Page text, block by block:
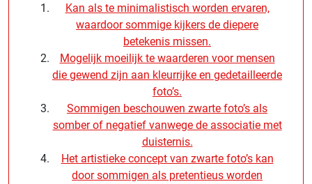
Kan als te minimalistisch worden ervaren,
waardoor sommige kijkers de diepere
betekenis missen.
Mogelijk moeilijk te waarderen voor mensen
die gewend zijn aan kleurrijke en gedetailleerde
foto’s.
Sommigen beschouwen zwarte foto’s als
somber of negatief vanwege de associatie met
duisternis.
Het artistieke concept van zwarte foto’s kan
door sommigen als pretentieus worden